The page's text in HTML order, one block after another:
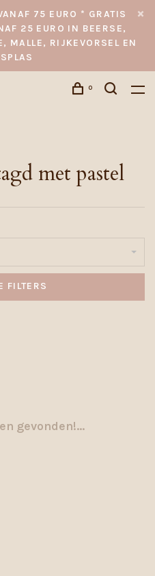
75 EURO * GRATIS
25 EURO IN BEERSE,
MALLE, RIJKEVORSEL EN
0
met pastel
FILTERS
gevonden!...